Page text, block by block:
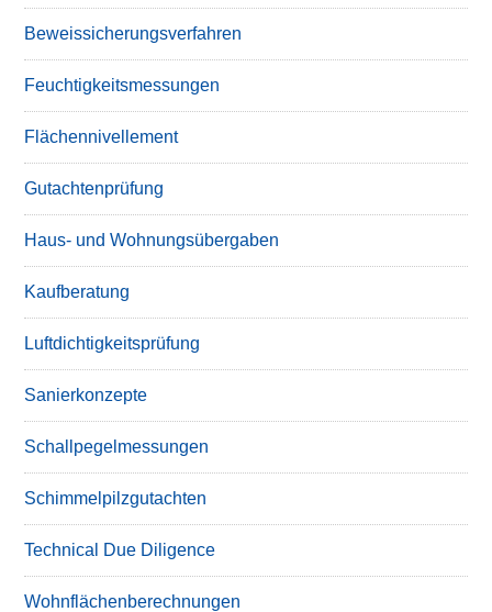
Beweissicherungsverfahren
Feuchtigkeitsmessungen
Flächennivellement
Gutachtenprüfung
Haus- und Wohnungsübergaben
Kaufberatung
Luftdichtigkeitsprüfung
Sanierkonzepte
Schallpegelmessungen
Schimmelpilzgutachten
Technical Due Diligence
Wohnflächenberechnungen